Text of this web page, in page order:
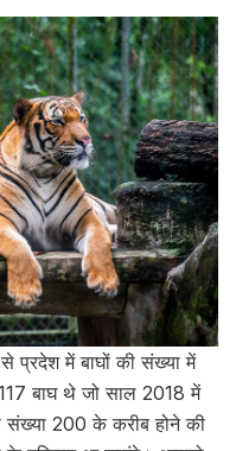
प्रदेश में बाघों की संख्या में
बाघ थे जो साल 2018 में
संख्या 200 के करीब होने की